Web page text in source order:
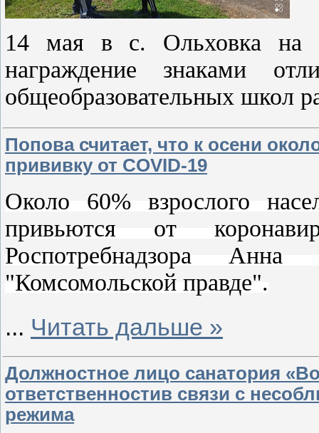
14 мая в с. Ольховка на
награждение знаками
общеобразовательных школ
Попова считает, что к осени
прививку от COVID-19
Около 60% взрослого
привьются от
Роспотребнадзора
"Комсомольской правде".
... Читать дальше »
Должностное лицо санатория
ответственностив связи с
режима